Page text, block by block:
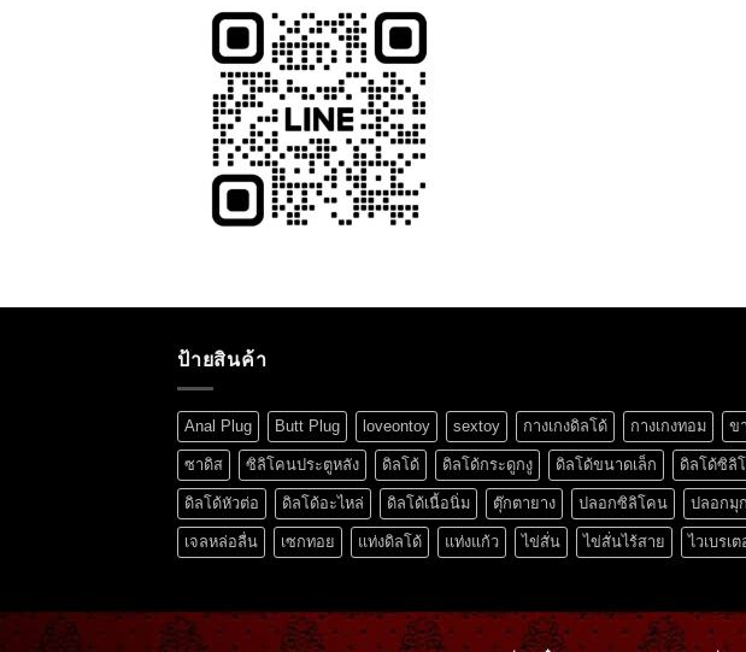
ป้ายสินค้า
Anal Plug Butt Plug loveontoy sextoy กางเกงดิลโด้ กางเกงทอม ข
ซาดิส ซิลิโคนประตูหลัง ดิลโด้ ดิลโด้กระดูกงู ดิลโด้ขนาดเล็ก ดิลโด้ซิลิ
ดิลโด้หัวต่อ ดิลโด้อะไหล่ ดิลโด้เนื้อนิ่ม ตุ๊กตายาง ปลอกซิลิโคน ปลอกมุก
เจลหล่อลื่น เซกทอย แท่งดิลโด้ แท่งแก้ว ไข่สั่น ไข่สั่นไร้สาย ไวเบรเ